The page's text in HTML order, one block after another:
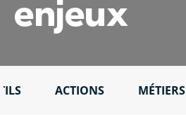
enjeux
ACTIONS MÉTIERS